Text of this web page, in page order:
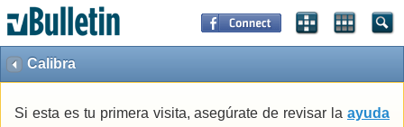
Calibra
Si esta es tu primera visita, asegúrate de revisar la ayuda